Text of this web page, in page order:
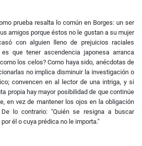
prueba resalta lo común en Borges: un ser
amigos porque éstos no le gustan a su mujer
con alguien lleno de prejuicios raciales
que tener ascendencia japonesa arranca
los celos? Como haya sido, anécdotas de
no implica disminuir la investigación o
convencen en al lector de una intriga, y si
propia hay mayor posibilidad de que continúe
en vez de mantener los ojos en la obligación
lo contrario: "Quién se resigna a buscar
él o cuya prédica no le importa."